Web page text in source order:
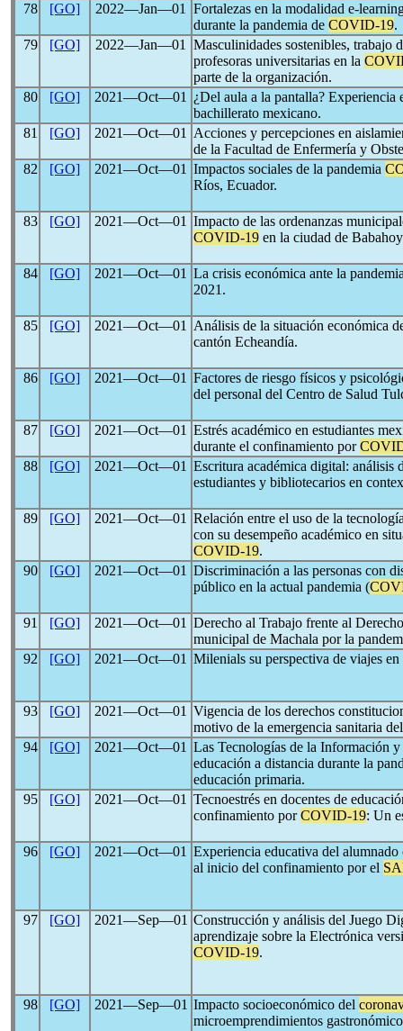
78 [GO] 2022―Jan―01
Fortalezas en la modalidad e-
durante la pandemia de COVID-19.
79
[GO] 2022―Jan―01
Masculinidades sostenibles, trabajo
profesoras universitarias en la
parte de la organización.
80
[GO] 2021―Oct―01
¿Del aula a la pantalla? Experiencia
bachillerato mexicano.
81
[GO] 2021―Oct―01
Acciones y percepciones en
de la Facultad de Enfermería y
82
[GO] 2021―Oct―01 Impactos sociales de la pandemia
Ríos, Ecuador.
83 [GO] 2021―Oct―01 Impacto de las ordenanzas
COVID-19 en la ciudad de
84 [GO] 2021―Oct―01 La crisis económica ante la
2021.
85 [GO] 2021―Oct―01
Análisis de la situación económica
cantón Echeandía.
86 [GO] 2021―Oct―01 Factores de riesgo físicos y
del personal del Centro de Salud
87 [GO] 2021―Oct―01 Estrés académico en estudiantes
durante el confinamiento por
88
[GO] 2021―Oct―01 Escritura académica digital: análisis
estudiantes y bibliotecarios en
89 [GO] 2021―Oct―01 Relación entre el uso de la
con su desempeño académico en
COVID-19.
90
[GO] 2021―Oct―01 Discriminación a las personas con
público en la actual pandemia (
91 [GO] 2021―Oct―01 Derecho al Trabajo frente al
municipal de Machala por la
92
[GO] 2021―Oct―01 Milenials su perspectiva de viajes
93 [GO] 2021―Oct―01 Vigencia de los derechos
motivo de la emergencia sanitaria
94
[GO] 2021―Oct―01 Las Tecnologías de la Información
educación a distancia durante la
educación primaria.
95
[GO] 2021―Oct―01 Tecnoestrés en docentes de
confinamiento porCOVID-19: Un
96 [GO] 2021―Oct―01 Experiencia educativa del
al inicio del confinamiento por el
97 [GO] 2021―Sep―01 Construcción y análisis del Juego
aprendizaje sobre la Electrónica
COVID-19.
98 [GO] 2021―Sep―01 Impacto socioeconómico del
microemprendimientos